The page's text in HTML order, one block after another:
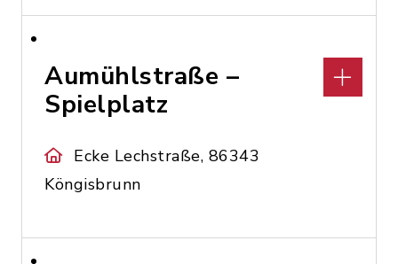
Aumühlstraße –
Spielplatz
Ecke Lechstraße, 86343
Köngisbrunn